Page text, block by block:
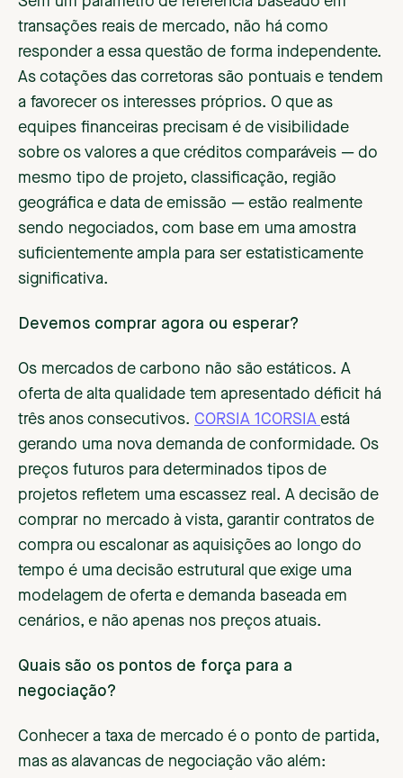
transações reais de mercado, não há como
responder a essa questão de forma independente.
As cotações das corretoras são pontuais e tendem
a favorecer os interesses próprios. O que as
equipes financeiras precisam é de visibilidade
sobre os valores a que créditos comparáveis — do
mesmo tipo de projeto, classificação, região
geográfica e data de emissão — estão realmente
sendo negociados, com base em uma amostra
suficientemente ampla para ser estatisticamente
significativa.
Devemos comprar agora ou esperar?
Os mercados de carbono não são estáticos. A
oferta de alta qualidade tem apresentado déficit há
três anos consecutivos. CORSIA 1CORSIA está
gerando uma nova demanda de conformidade. Os
preços futuros para determinados tipos de
projetos refletem uma escassez real. A decisão de
comprar no mercado à vista, garantir contratos de
compra ou escalonar as aquisições ao longo do
tempo é uma decisão estrutural que exige uma
modelagem de oferta e demanda baseada em
cenários, e não apenas nos preços atuais.
Quais são os pontos de força para a
negociação?
Conhecer a taxa de mercado é o ponto de partida,
mas as alavancas de negociação vão além: